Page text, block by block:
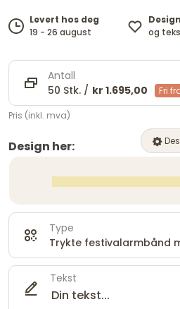
Levert hos deg
19 - 26 august
og
Antall
50 Stk. / kr 1.695,00 Fri
Pris (inkl. mva)
Design her:
Type
Trykte festivalarmbånd
Tekst